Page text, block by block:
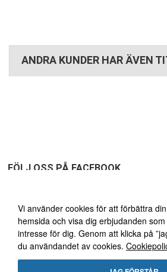
Vi använder cookies för att förbättra
hemsida och visa dig erbjudanden
intresse för dig. Genom att klicka på
du användandet av cookies.
ANDRA KUNDER HAR ÄVEN
FÖLJ OSS PÅ FACEBOOK
FRI FRAKT
DAGARS